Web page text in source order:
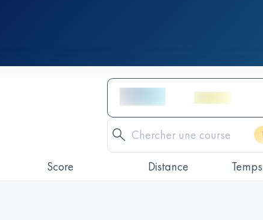
Score Distance Temps